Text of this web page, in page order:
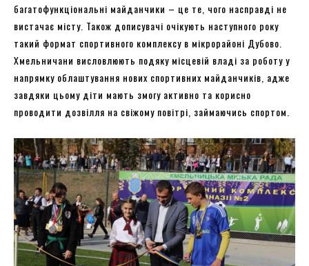
багатофункціональні майданчики – це те, чого насправді не
вистачає місту. Також дописувачі очікують наступного року
такий формат спортивного комплексу в мікрорайоні Дубово.
Хмельничани висловлюють подяку місцевій владі за роботу у
напрямку облаштування нових спортивних майданчиків, адже
завдяки цьому діти мають змогу активно та корисно
проводити дозвілля на свіжому повітрі, займаючись спортом.